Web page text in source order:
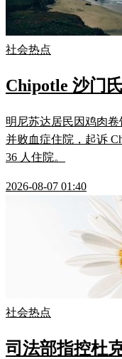
社会热点
Chipotle 沙门
明尼苏达居民因鸡肉
并败血症住院，起诉
36 人住院。
2026-08-07 01:40
社会热点
司法部指控杜